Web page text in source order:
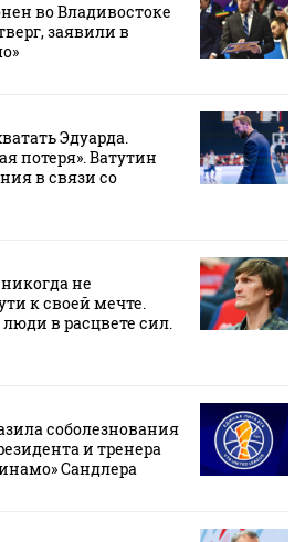
во Владивостоке
заявили в
Эдуарда.
потеря». Ватутин
в связи со
не
к своей мечте.
люди в расцвете сил.
соболезнования
и тренера
Сандлера